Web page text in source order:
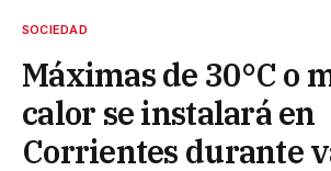
SOCIEDAD
Máximas de 30°C o
calor se instalará en
Corrientes durante